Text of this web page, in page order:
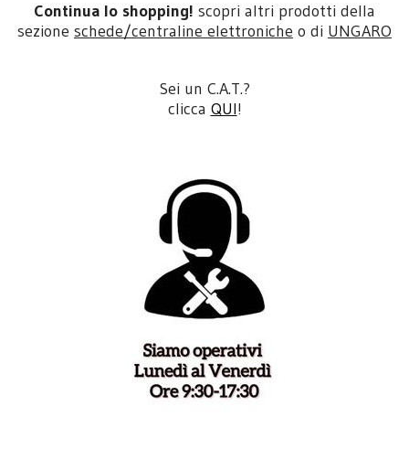
Continua lo shopping! scopri altri prodotti della
sezione schede/centraline elettroniche o di UNGARO
Sei un C.A.T.?
clicca QUI!